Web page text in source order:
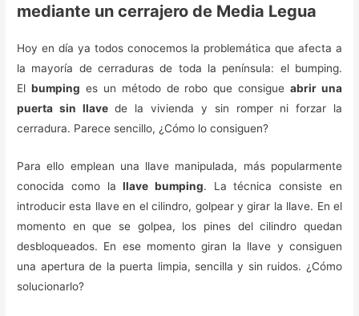
mediante un cerrajero de Media Legua
Hoy en día ya todos conocemos la problemática que afecta a
la mayoría de cerraduras de toda la península: el bumping.
El bumping es un método de robo que consigueabrir una
puerta sin llavede la vivienda y sin romper ni forzar la
cerradura. Parece sencillo, ¿Cómo lo consiguen?
Para ello emplean una llave manipulada, más popularmente
conocida como lallave bumping. La técnica consiste en
introducir esta llave en el cilindro, golpear y girar la llave. En el
momento en que se golpea, los pines del cilindro quedan
desbloqueados. En ese momento giran la llave y consiguen
una apertura de la puerta limpia, sencilla y sin ruidos. ¿Cómo
solucionarlo?